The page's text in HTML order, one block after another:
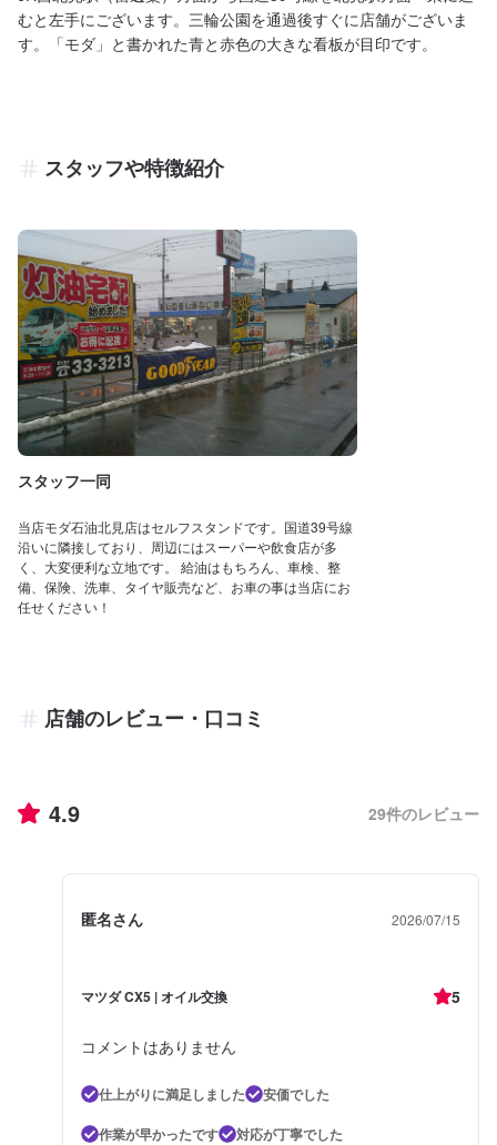
むと左手にございます。三輪公園を通過後すぐに店舗がございま
す。「モダ」と書かれた青と赤色の大きな看板が目印です。
スタッフや特徴紹介
スタッフ一同
当店モダ石油北見店はセルフスタンドです。国道39号線
沿いに隣接しており、周辺にはスーパーや飲食店が多
く、大変便利な立地です。 給油はもちろん、車検、整
備、保険、洗車、タイヤ販売など、お車の事は当店にお
任せください！
店舗のレビュー・口コミ
4.9 29件のレビュー
匿名さん 2026/07/15
マツダ CX5 | オイル交換 5
コメントはありません
仕上がりに満足しました
安価でした
作業が早かったです
対応が丁寧でした